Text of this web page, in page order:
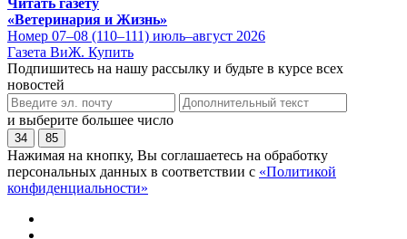
«Ветеринария и Жизнь»
Номер 07–08 (110–111) июль–август 2026
Газета ВиЖ. Купить
Подпишитесь на нашу рассылку и будьте в курсе всех
новостей
и выберите большее число
34 85
Нажимая на кнопку, Вы соглашаетесь на обработку
персональных данных в соответствии с «Политикой
конфиденциальности»